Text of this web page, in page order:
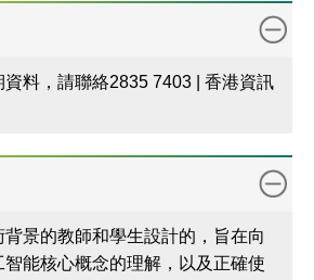
料，請聯絡2835 7403 | 香港資訊
景的教師和學生設計的，旨在向
能核心概念的理解，以及正確使